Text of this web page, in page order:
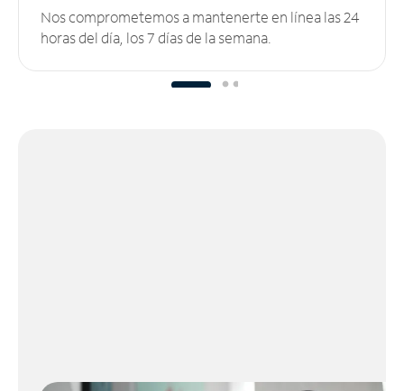
Nos comprometemos a mantenerte en línea las 24
horas del día, los 7 días de la semana.